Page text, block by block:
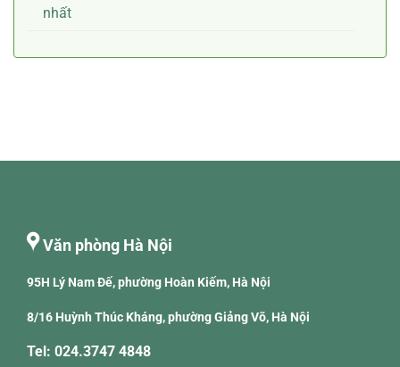
nhất
Văn phòng Hà Nội
95H Lý Nam Đế, phường Hoàn Kiếm, Hà Nội
8/16 Huỳnh Thúc Kháng, phường Giảng Võ, Hà Nội
Tel: 024.3747 4848